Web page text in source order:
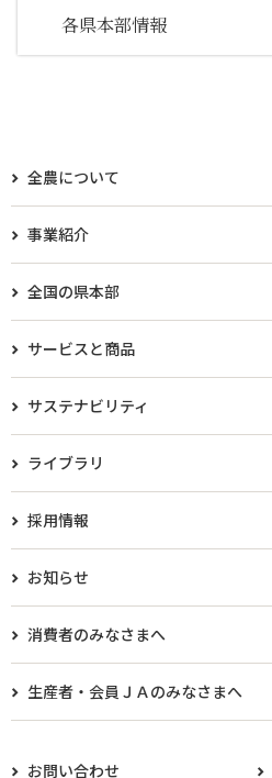
各県本部情報
全農について
事業紹介
全国の県本部
サービスと商品
サステナビリティ
ライブラリ
採用情報
お知らせ
消費者のみなさまへ
生産者・会員ＪＡのみなさまへ​
お問い合わせ